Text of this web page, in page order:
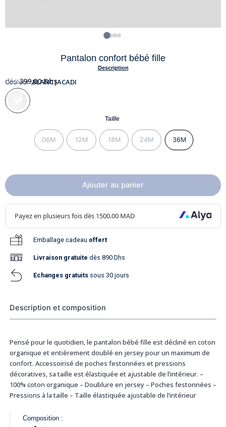
Pantalon confort bébé fille
Description
dès 399,00Dhs
Couleur :BLANC JACADI
Taille
06M 12M 18M 24M 36M
Ajouter au panier
Emballage cadeau offert
Livraison gratuite dès 890 Dhs
Echanges gratuits sous 30 jours
Description et composition
Pensé pour le quotidien, le pantalon bébé fille est décliné en coton
organique et entièrement doublé en jersey pour un maximum de
confort. Accessoirisé de poches festonnées et pressions
décoratives, sa taille est élastiquée et ajustable de l’intérieur. –
100% coton organique – Doublure en jersey – Poches festonnées –
Pressions à la taille – Taille élastiquée ajustable de l’intérieur
Composition :